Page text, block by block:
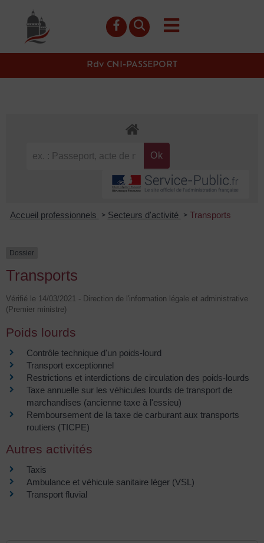
principal
Rdv CNI-PASSEPORT
Accueil professionnels > Secteurs d'activité > Transports
Dossier
Transports
Vérifié le 14/03/2021 - Direction de l'information légale et administrative
(Premier ministre)
Poids lourds
Contrôle technique d'un poids-lourd
Transport exceptionnel
Restrictions et interdictions de circulation des poids-lourds
Taxe annuelle sur les véhicules lourds de transport de
marchandises (ancienne taxe à l'essieu)
Remboursement de la taxe de carburant aux transports
routiers (TICPE)
Autres activités
Taxis
Ambulance et véhicule sanitaire léger (VSL)
Transport fluvial